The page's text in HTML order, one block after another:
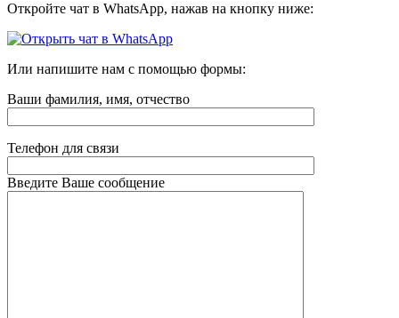
Откройте чат в WhatsApp, нажав на кнопку ниже:
Или напишите нам с помощью формы:
Ваши фамилия, имя, отчество
Телефон для связи
Введите Ваше сообщение